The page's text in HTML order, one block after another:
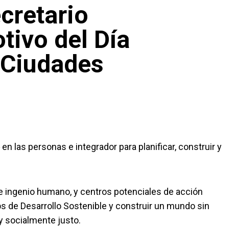
del Día
las personas e integrador para planificar, construir y
humano, y centros potenciales de acción
de Desarrollo Sostenible y construir un mundo sin
socialmente justo.